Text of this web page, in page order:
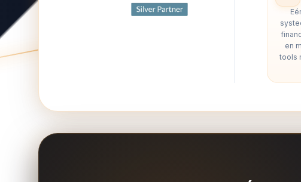
en
tools